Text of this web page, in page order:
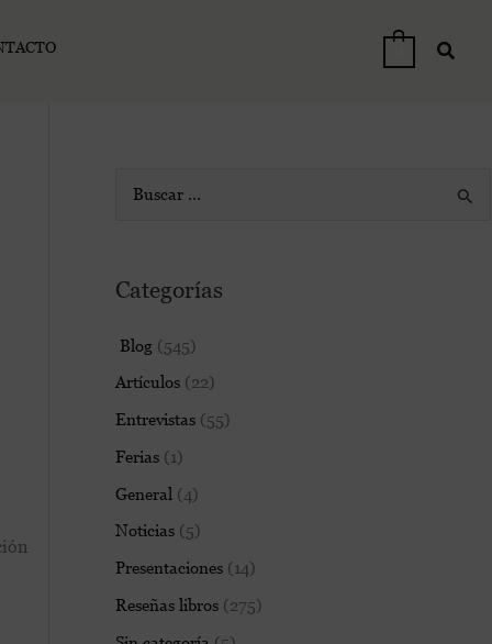
c
o
r
:
Categorías
Blog (545)
Artículos(22)
Entrevistas(55)
Ferias(1)
General (4)
Noticias(5)
Presentaciones(14)
Reseñas libros(275)